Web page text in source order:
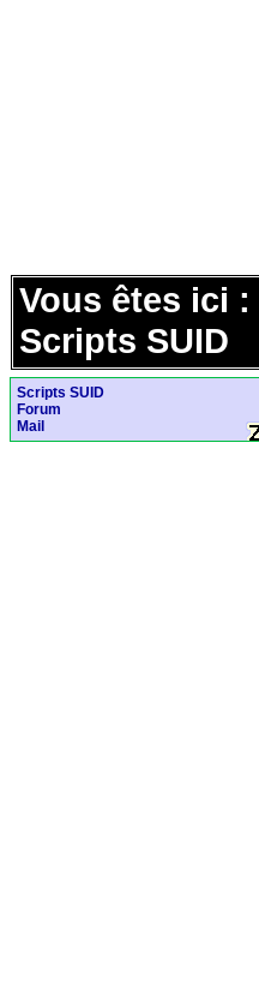
Vous êtes ici :
Scripts SUID
Scripts SUID
Forum
Mail